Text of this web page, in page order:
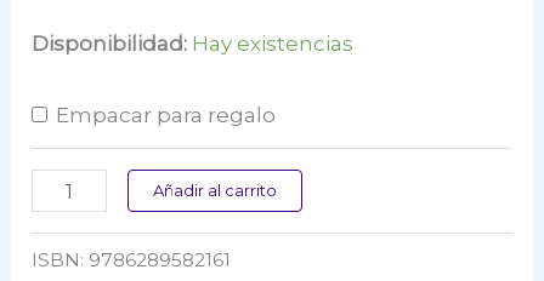
$ 69.000.
Disponibilidad: Hay existencias
Empacar para regalo
de
Añadir al carrito
ISBN: 9786289582161